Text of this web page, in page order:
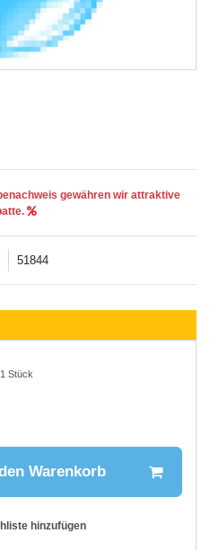
gewähren wir attraktive
51844
1Stück
Warenkorb
hinzufügen